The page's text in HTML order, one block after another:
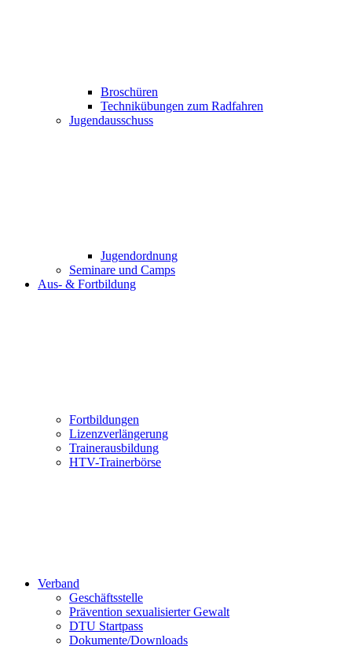
Broschüren
Technikübungen zum Radfahren
Jugendausschuss
Jugendordnung
Seminare und Camps
Aus- & Fortbildung
Fortbildungen
Lizenzverlängerung
Trainerausbildung
HTV-Trainerbörse
Verband
Geschäftsstelle
Prävention sexualisierter Gewalt
DTU Startpass
Dokumente/Downloads